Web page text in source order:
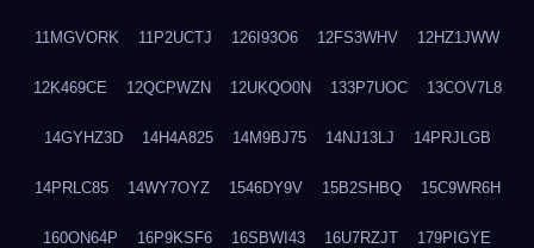
11MGVORK 11P2UCTJ 126I93O6 12FS3WHV 12HZ1JWW
12K469CE 12QCPWZN 12UKQO0N 133P7UOC 13COV7L8
14GYHZ3D 14H4A825 14M9BJ75 14NJ13LJ 14PRJLGB
14PRLC85 14WY7OYZ 1546DY9V 15B2SHBQ 15C9WR6H
160ON64P 16P9KSF6 16SBWI43 16U7RZJT 179PIGYE